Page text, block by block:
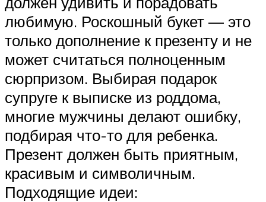
любимую. Роскошный букет — это
только дополнение к презенту и не
может считаться полноценным
сюрпризом. Выбирая подарок
супруге к выписке из роддома,
многие мужчины делают ошибку,
подбирая что-то для ребенка.
Презент должен быть приятным,
красивым и символичным.
Подходящие идеи: